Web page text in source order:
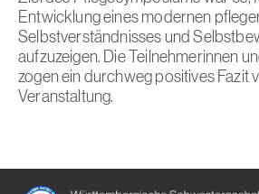
Entwicklung eines modernen
Selbstverständnisses und
aufzuzeigen. Die Teilnehmerinnen
zogen ein durchweg positives Fazit
Veranstaltung.